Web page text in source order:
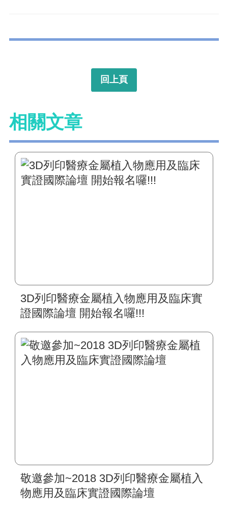
回上頁
相關文章
3D列印醫療金屬植入物應用及臨床實
證國際論壇 開始報名囉!!!
敬邀參加~2018 3D列印醫療金屬植入
物應用及臨床實證國際論壇